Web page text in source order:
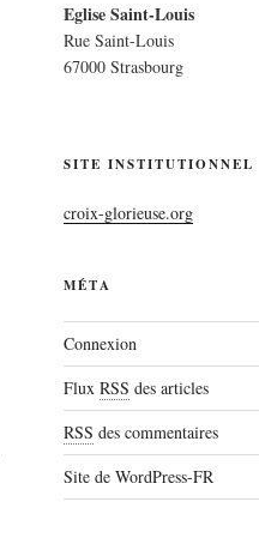
Eglise Saint-Louis
Rue Saint-Louis
67000 Strasbourg
SITE INSTITUTIONNEL
croix-glorieuse.org
MÉTA
Connexion
Flux RSS des articles
RSS des commentaires
Site de WordPress-FR